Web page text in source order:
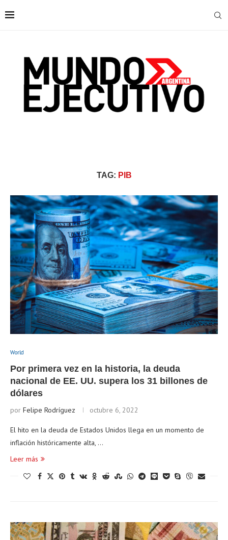
TAG: PIB
World
Por primera vez en la historia, la deuda
nacional de EE. UU. supera los 31 billones de
dólares
por Felipe Rodríguez octubre 6, 2022
El hito en la deuda de Estados Unidos llega en un momento de
inflación históricamente alta, …
Leer más